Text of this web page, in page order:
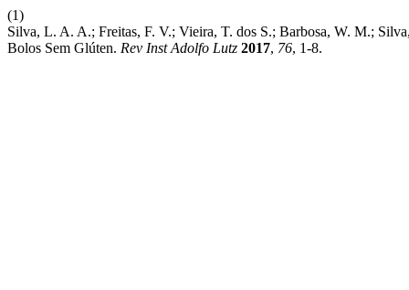
(1)
Silva, L. A. A.; Freitas, F. V.; Vieira, T. dos S.; Barbosa, W. M.;
Bolos Sem Glúten. Rev Inst Adolfo Lutz 2017, 76, 1-8.